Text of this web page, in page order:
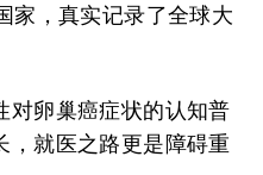
家，真实记录了全球大
对卵巢癌症状的认知普
，就医之路更是障碍重